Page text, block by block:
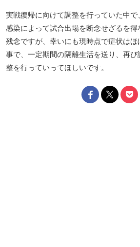
実戦復帰に向けて調整を行っていた中で
感染によって試合出場を断念せざるを得
残念ですが、幸いにも現時点で症状は
事で、一定期間の隔離生活を送り、再
整を行っていってほしいです。